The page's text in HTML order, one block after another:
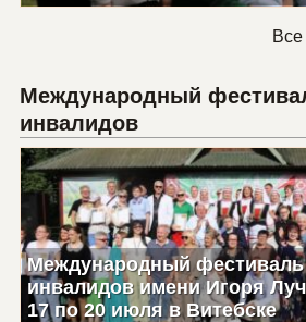
Международный
инвалидов
Международный фестиваль
инвалидов имени Игоря
17 по 20 июля в Витебске